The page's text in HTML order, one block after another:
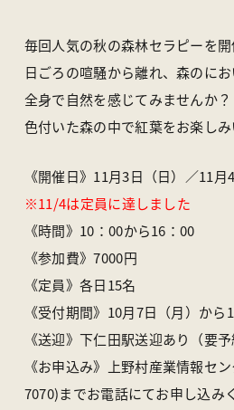
オンラインストア
〒370-1617 群馬県多野郡
TEL0274-20-7070 ／
毎回人気の秋の森林セラピーを開
日ごろの喧騒から離れ、森のに
全身で自然を感じてみませんか？
色付いた森の中で紅葉をお楽しみ
《開催日》11月3日（日）／11月
※11/4は定員に達しました
《時間》10：00から16：00
《参加費》7000円
《定員》各日15名
《受付期間》10月7日（月）か
《送迎》下仁田駅送迎あり（要予
《お申込み》上野村産業情報セ
7070)までお電話にてお申し込み